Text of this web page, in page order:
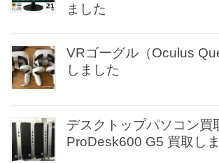
ました
VRゴーグル（Oculus
しました
デスクトップパソコン買
ProDesk600 G5 買取し